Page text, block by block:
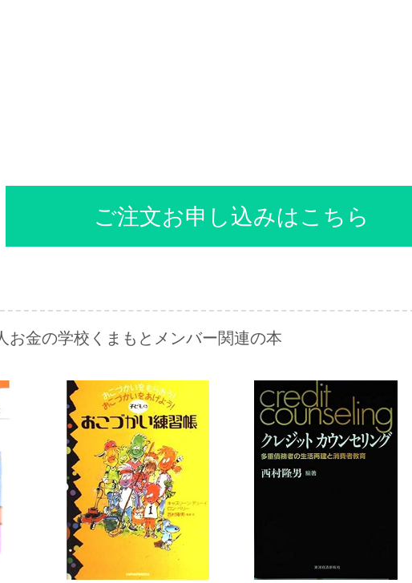
ご注文お申し込みはこちら
お金の学校くまもとメンバー関連の本